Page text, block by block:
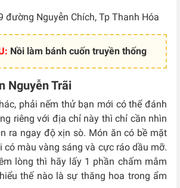
đường Nguyễn Chích, Tp Thanh Hóa
Nồi làm bánh cuốn truyền thống
Nguyễn Trãi
phải nếm thử bạn mới có thể đánh
riêng với địa chỉ này thì chỉ cần nhìn
ra ngay độ xịn sò. Món ăn có bề mặt
có màu vàng sáng và cực ráo dầu mỡ.
lòng thì hãy lấy 1 phần chấm mắm
thế nào là sự thăng hoa trong ẩm